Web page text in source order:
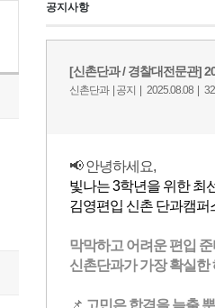
공지사항